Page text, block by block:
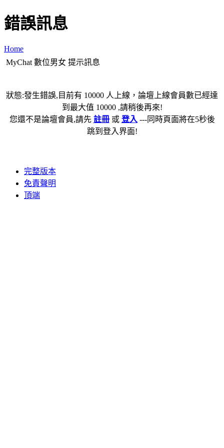
錯誤訊息
Home
MyChat 數位男女 提示訊息
狀態:發生錯誤,目前有 10000 人上線，論壇上線會員數已經達
到最大值 10000 ,請稍後再來!
您還不是論壇會員,請先 註冊或 登入 ---同時頁面將在5秒後
跳到登入界面!
完整版本
免責聲明
頂端